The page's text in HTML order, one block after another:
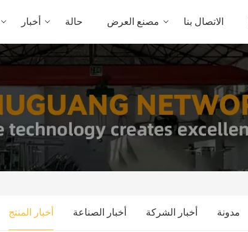
أخبار حالة مصنع العرض الاتصال بنا
أخبار المنتج أخبار الصناعة أخبار الشركة مدونة